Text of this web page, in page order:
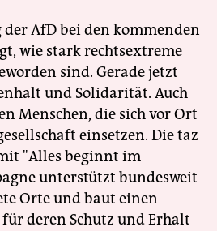
AfD bei den kommenden
wie stark rechtsextreme
sind. Gerade jetzt
und Solidarität. Auch
Menschen, die sich vor Ort
einsetzen. Die taz
"Alles beginnt im
unterstützt bundesweit
Orte und baut einen
deren Schutz und Erhalt